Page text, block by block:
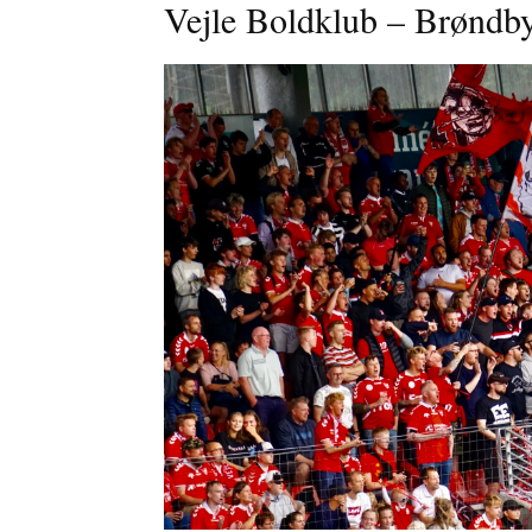
Vejle Boldklub –